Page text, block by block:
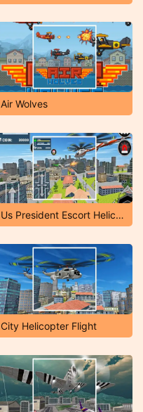
Air Wolves
Us President Escort Helicopter Parking
City Helicopter Flight